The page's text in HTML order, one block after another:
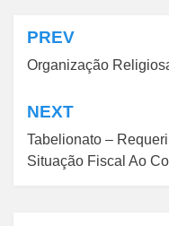
Navegação
de
Post
PREV
Organização
NEXT
Tabelionato –
Situação Fiscal Ao